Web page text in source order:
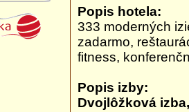
Popis hotela:
333 moderných
zadarmo,
fitness,
Popis izby:
Dvojlôžková